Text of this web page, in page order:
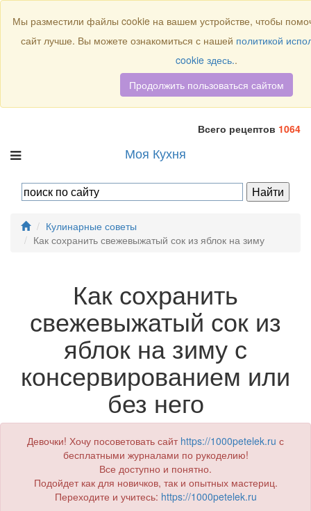
Всего рецептов 1064
Моя Кухня
Кулинарные советы
Как сохранить свежевыжатый сок из яблок на зиму
Как сохранить
свежевыжатый сок из
яблок на зиму с
консервированием или
без него
Девочки! Хочу посоветовать сайт https://1000petelek.ru с
бесплатными журналами по рукоделию!
Все доступно и понятно.
Подойдет как для новичков, так и опытных мастериц.
Переходите и учитесь: https://1000petelek.ru
Мы разместили файлы cookie на вашем устройстве, чтобы
сайт лучше. Вы можете ознакомиться с нашей политикой
cookie здесь..
Продолжить пользоваться сайтом